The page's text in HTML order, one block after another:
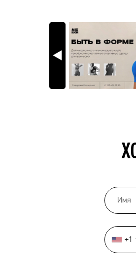
United
States
+1